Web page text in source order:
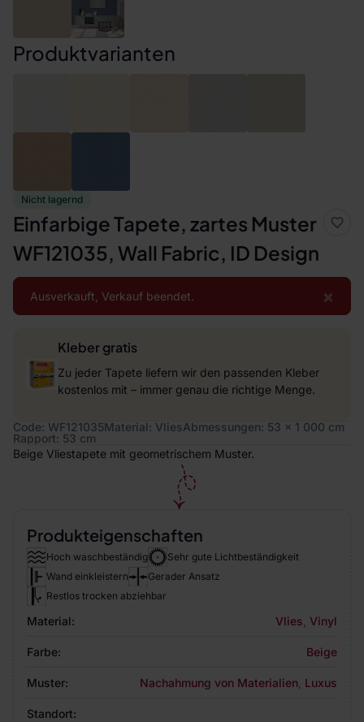
Nicht lagernd
Einfarbige Tapete, zartes Muster
WF121035, Wall Fabric, ID Design
×
Ausverkauft, Verkauf beendet.
Kleber gratis
Zu jeder Tapete liefern wir den passenden Kleber
kostenlos mit – immer genau die richtige Menge.
Code: WF121035Material: VliesAbmessungen: 53 x 1 000 cm
Rapport: 53 cm
Beige Vliestapete mit geometrischem Muster.
Produktvarianten
Produkteigenschaften
Hoch waschbeständig
Sehr gute Lichtbeständigkeit
Wand einkleistern
Gerader Ansatz
Restlos trocken abziehbar
Material: Vlies Vinyl
Farbe: Beige
Muster: Nachahmung von Materialien Luxus
Standort: